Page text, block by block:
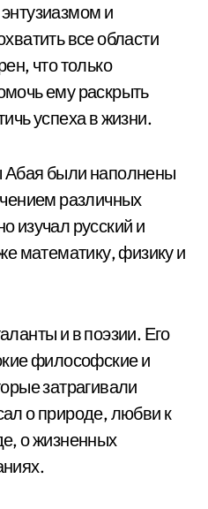
и
все области
что только
ему раскрыть
успеха в жизни.
были наполнены
различных
изучал русский и
математику, физику и
и в поэзии. Его
философские и
затрагивали
о природе, любви к
о жизненных